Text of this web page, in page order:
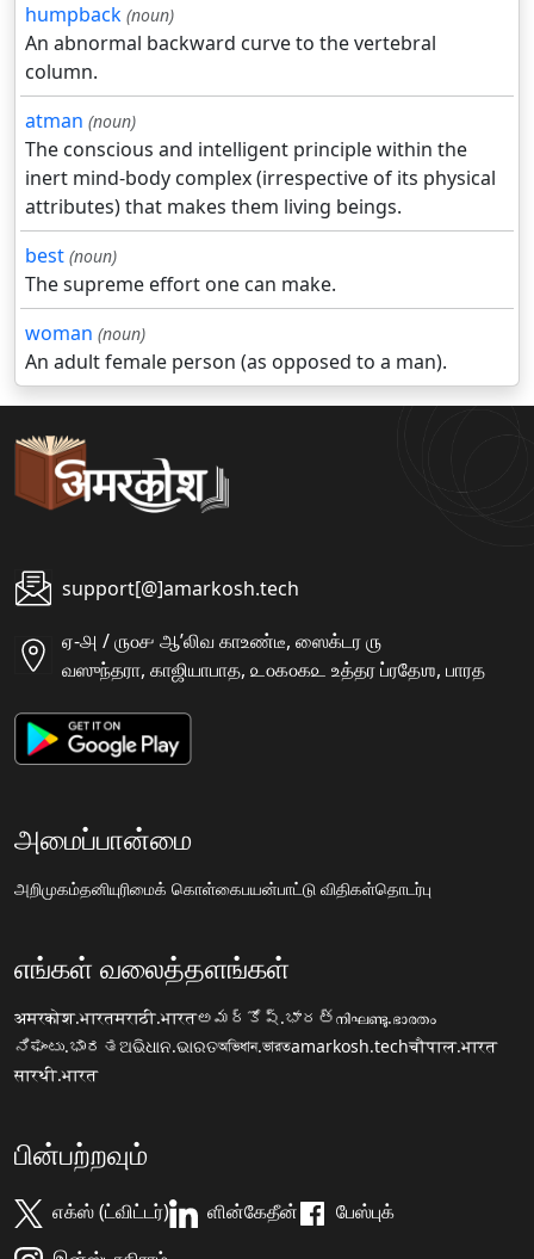
humpback (noun)
An abnormal backward curve to the vertebral
column.
atman (noun)
The conscious and intelligent principle within the
inert mind-body complex (irrespective of its physical
attributes) that makes them living beings.
best (noun)
The supreme effort one can make.
woman (noun)
An adult female person (as opposed to a man).
support[@]amarkosh.tech
ஏ-௮ / ௫௦௪ ஆʼலிவ காஉண்டீ, ஸைக்டர ௫
வஸுந்தரா, காஜியாபாத, ௨௦௧௦௧௨ உத்தர ப்ரதேஶ, பாரத
அமைப்பான்மை
அறிமுகம்தனியுரிமைக் கொள்கைபயன்பாட்டு விதிகள்தொடர்பு
எங்கள் வலைத்தளங்கள்
अमरकोश.भारतमराठी.भारतఅమర్కోష్.భారత్നിഘണ്ടു.ഭാരതം
ನಿಘಂಟು.ಭಾರತଅଭିଧାନ.ଭାରତঅভিধান.ভারতamarkosh.techचौपाल.भारत
सारथी.भारत
பின்பற்றவும்
எக்ஸ் (ட்விட்டர்) ளின்கேதீன்
பேஸ்புக்